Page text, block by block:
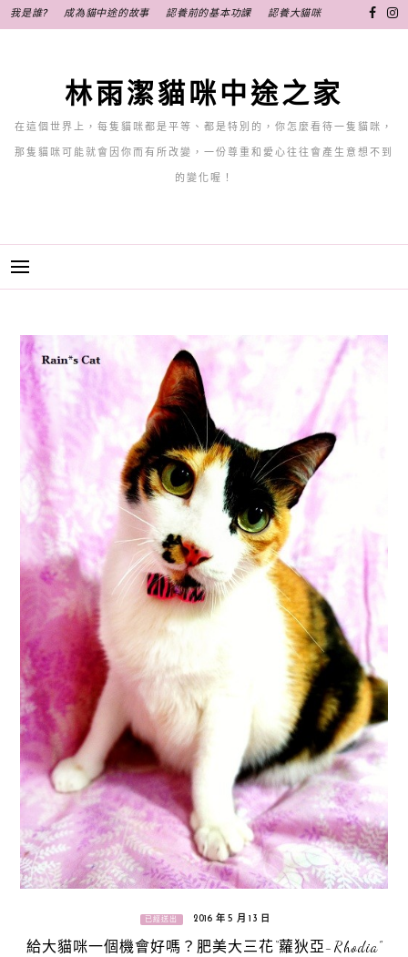
至
我是誰? 成為貓中途的故事 認養前的基本功課 認養大貓咪
林雨潔貓咪中途之家
在這個世界上，每隻貓咪都是平等、都是特別的，你怎麼看待一隻貓咪，
那隻貓咪可能就會因你而有所改變，一份尊重和愛心往往會產生意想不到
的變化喔！
已經送出 2016 年 5 月 13 日
給大貓咪一個機會好嗎？肥美大三花“蘿狄亞-Rhodia”